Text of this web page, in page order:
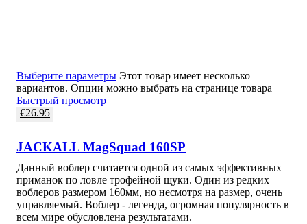
Выберите параметры Этот товар имеет несколько
вариантов. Опции можно выбрать на странице товара
Быстрый просмотр
€26.95
JACKALL MagSquad 160SP
Данный воблер считается одной из самых эффективных
приманок по ловле трофейной щуки. Один из редких
воблеров размером 160мм, но несмотря на размер, очень
управляемый. Воблер - легенда, огромная популярность в
всем мире обусловлена результатами.